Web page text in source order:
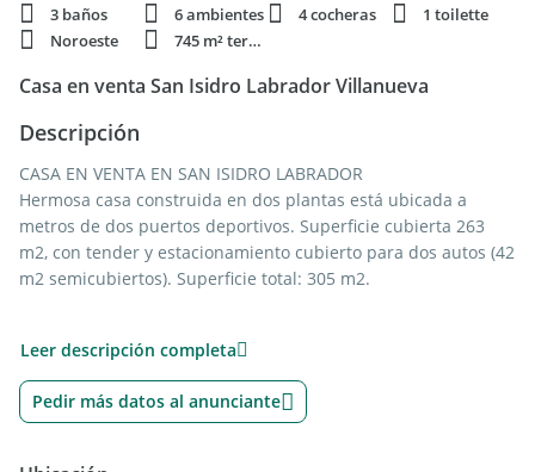
3 baños
6 ambientes 4 cocheras
1 toilette
Noroeste
745 m² terren.
Casa en venta San Isidro Labrador Villanueva
Descripción
CASA EN VENTA EN SAN ISIDRO LABRADOR
Hermosa casa construida en dos plantas está ubicada a
metros de dos puertos deportivos. Superficie cubierta 263
m2, con tender y estacionamiento cubierto para dos autos (42
m2 semicubiertos). Superficie total: 305 m2.
vistas al jardín. Cocina con comedor diario. Lavadero
independiente. Habitación de servicio con baño Dos
dormitorios con placares amplios Baño completo compartido
Galería cubierta de 14 m de largo Parrilla.
Leer descripción completa
Pedir más datos al anunciante